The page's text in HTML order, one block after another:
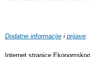
Dodatne informacije i prijave:
Internet stranice